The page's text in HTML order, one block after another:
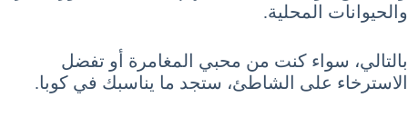
والحيوانات المحلية.
بالتالي، سواء كنت من محبي المغامرة أو تفضل
الاسترخاء على الشاطئ، ستجد ما يناسبك في كوبا.